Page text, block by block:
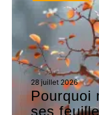
28 juillet 2026
Pourquoi
ses